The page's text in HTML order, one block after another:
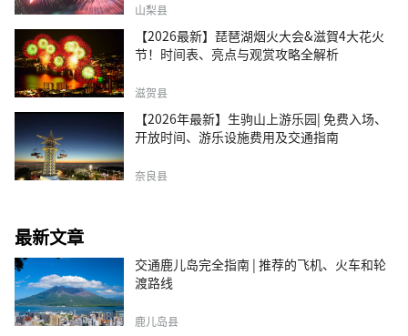
山梨县
【2026最新】琵琶湖烟火大会&滋賀4大花火
节！时间表、亮点与观赏攻略全解析
滋贺县
【2026年最新】生驹山上游乐园| 免费入场、
开放时间、游乐设施费用及交通指南
奈良县
最新文章
交通鹿儿岛完全指南 | 推荐的飞机、火车和轮
渡路线
鹿儿岛县